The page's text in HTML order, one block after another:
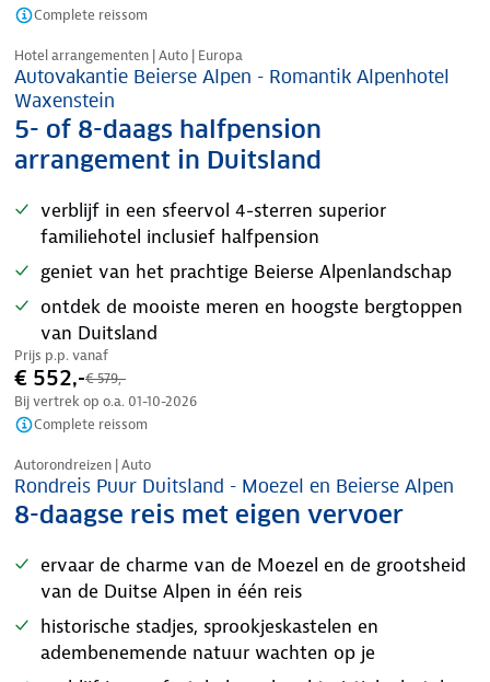
Complete reissom
Nazomer korting
Hotel arrangementen | Auto | Europa
Autovakantie Beierse Alpen - Romantik Alpenhotel
Waxenstein
5- of 8-daags halfpension
arrangement in Duitsland
verblijf in een sfeervol 4-sterren superior
familiehotel inclusief halfpension
geniet van het prachtige Beierse Alpenlandschap
ontdek de mooiste meren en hoogste bergtoppen
van Duitsland
Prijs p.p. vanaf
€ 552,-€ 579,-
Bij vertrek op o.a. 01-10-2026
Complete reissom
Nazomer korting
Autorondreizen | Auto
Rondreis Puur Duitsland - Moezel en Beierse Alpen
8-daagse reis met eigen vervoer
ervaar de charme van de Moezel en de grootsheid
van de Duitse Alpen in één reis
historische stadjes, sprookjeskastelen en
adembenemende natuur wachten op je